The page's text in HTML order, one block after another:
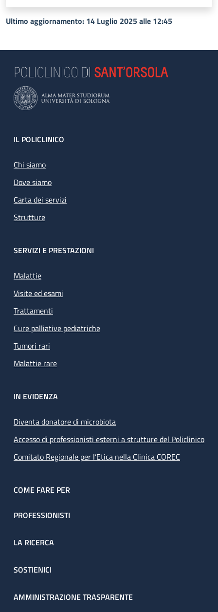
Ultimo aggiornamento: 14 Luglio 2025 alle 12:45
Footer
IL POLICLINICO
Chi siamo
Dove siamo
Carta dei servizi
Strutture
SERVIZI E PRESTAZIONI
Malattie
Visite ed esami
Trattamenti
Cure palliative pediatriche
Tumori rari
Malattie rare
IN EVIDENZA
Diventa donatore di microbiota
Accesso di professionisti esterni a strutture del Policlinico
Comitato Regionale per l’Etica nella Clinica COREC
COME FARE PER
PROFESSIONISTI
LA RICERCA
SOSTIENICI
AMMINISTRAZIONE TRASPARENTE